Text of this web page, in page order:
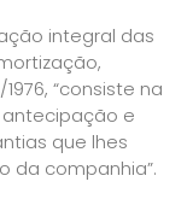
integral das
“consiste na
e
que lhes
da companhia”.